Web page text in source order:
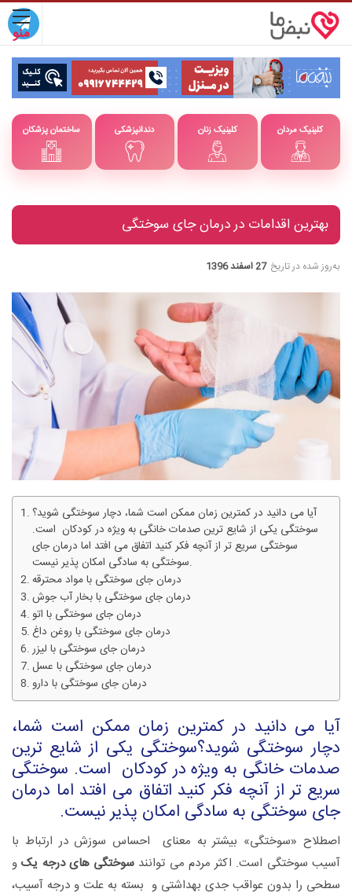
ساختمان پزشکان دندانپزشکی کلینیک زنان کلینیک مردان
بهترین اقدامات در درمان جای سوختگی
به‌روز شده در تاریخ 27 اسفند 1396
آیا می دانید در کمترین زمان ممکن است شما، دچار سوختگی شوید؟
سوختگی یکی از شایع ترین صدمات خانگی به ویژه در کودکان است.
سوختگی سریع تر از آنچه فکر کنید اتفاق می افتد اما درمان جای
سوختگی به سادگی امکان پذیر نیست.
درمان جای سوختگی با مواد محترقه
درمان جای سوختگی با بخار آب جوش
درمان جای سوختگی با اتو
درمان جای سوختگی با روغن داغ
درمان جای سوختگی با لیزر
درمان جای سوختگی با عسل
درمان جای سوختگی با دارو
آیا می دانید در کمترین زمان ممکن است شما،
دچار سوختگی شوید؟سوختگی یکی از شایع ترین
صدمات خانگی به ویژه در کودکان است. سوختگی
سریع تر از آنچه فکر کنید اتفاق می افتد اما درمان
جای سوختگی به سادگی امکان پذیر نیست.
اصطلاح «سوختگی» بیشتر به معنای احساس سوزش در ارتباط با
آسیب سوختگی است. اکثر مردم می توانند سوختگی های درجه یکو
سطحی را بدون عواقب جدی بهداشتی و بسته به علت و درجه آسیب،